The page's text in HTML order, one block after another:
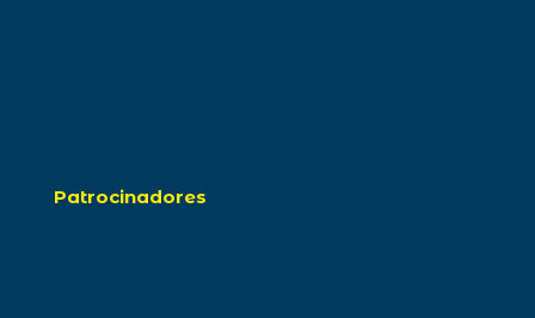
Patrocinadores